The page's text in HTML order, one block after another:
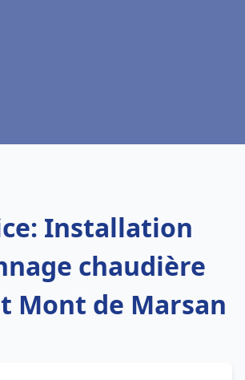
Installation
chaudière
Mont de Marsan